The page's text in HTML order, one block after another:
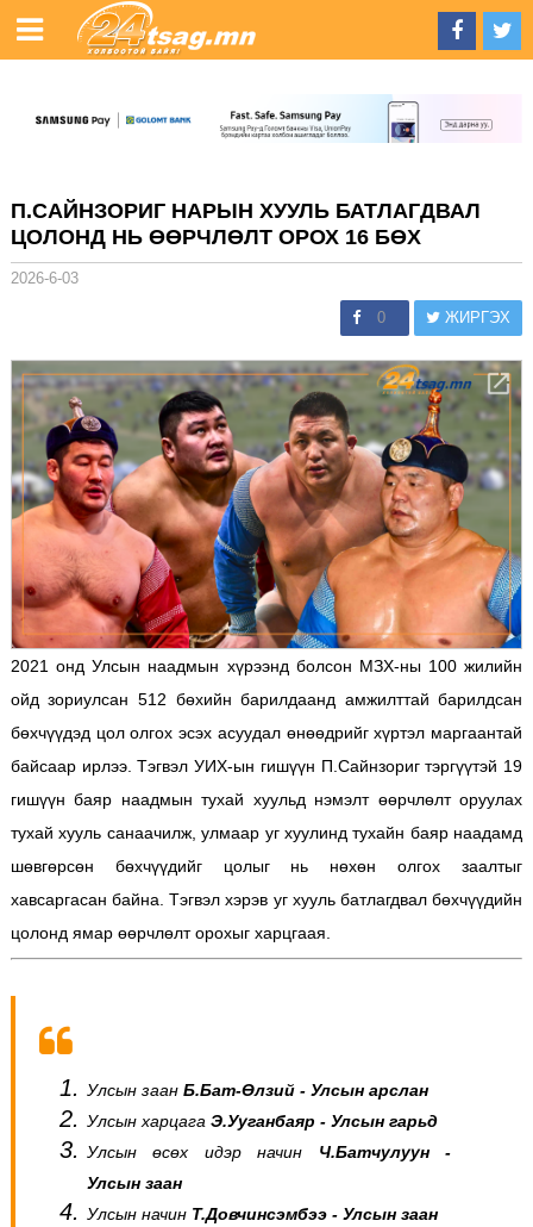
П.САЙНЗОРИГ НАРЫН ХУУЛЬ БАТЛАГДВАЛ
ЦОЛОНД НЬ ӨӨРЧЛӨЛТ ОРОХ 16 БӨХ
2026-6-03
0 ЖИРГЭХ
2021 онд Улсын наадмын хүрээнд болсон МЗХ-ны 100 жилийн
ойд зориулсан 512 бөхийн барилдаанд амжилттай барилдсан
бөхчүүдэд цол олгох эсэх асуудал өнөөдрийг хүртэл маргаантай
байсаар ирлээ. Тэгвэл УИХ-ын гишүүн П.Сайнзориг тэргүүтэй 19
гишүүн баяр наадмын тухай хуульд нэмэлт өөрчлөлт оруулах
тухай хууль санаачилж, улмаар уг хуулинд тухайн баяр наадамд
шөвгөрсөн бөхчүүдийг цолыг нь нөхөн олгох заалтыг
хавсаргасан байна. Тэгвэл хэрэв уг хууль батлагдвал бөхчүүдийн
цолонд ямар өөрчлөлт орохыг харцгаая.
Улсын заан Б.Бат-Өлзий - Улсын арслан
Улсын харцага Э.Ууганбаяр - Улсын гарьд
Улсын өсөх идэр начин Ч.Батчулуун -
Улсын заан
Улсын начин Т.Довчинсэмбээ - Улсын заан